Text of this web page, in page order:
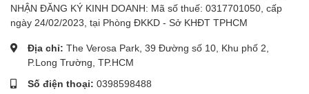
- 0,197 Khí quyển: 0,001 Khí quyển
- 200 mbar: ±2% F.S.
NHẬN ĐĂNG KÝ KINH DOANH: Mã số thuế: 0317701050, cấp
ngày 24/02/2023, tại Phòng ĐKKD - Sở KHĐT TPHCM
Địa chỉ: The Verosa Park, 39 Đường số 10, Khu phố 2,
P.Long Trường, TP.HCM
Số điện thoại: 0398598488